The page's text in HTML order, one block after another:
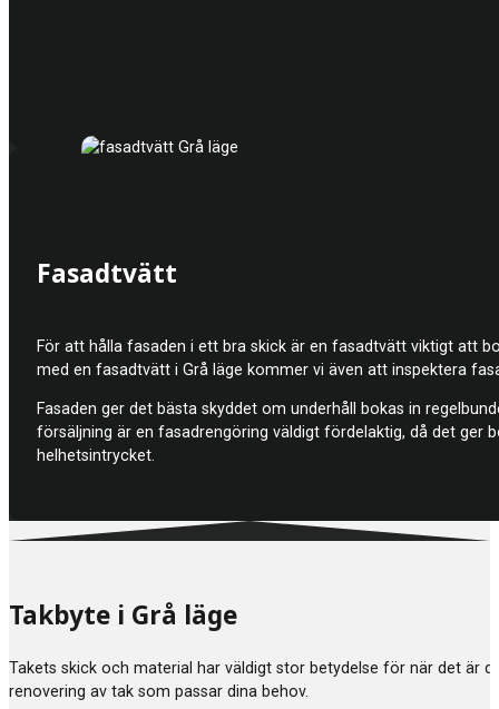
Fasadtvätt
För att hålla fasaden i ett bra skick är en fasadtvätt viktigt att
med en fasadtvätt i Grå läge kommer vi även att inspektera
Fasaden ger det bästa skyddet om underhåll bokas in
försäljning är en fasadrengöring väldigt fördelaktig, då det ger
helhetsintrycket.
Takbyte i Grå läge
Takets skick och material har väldigt stor betydelse för när det är
renovering av tak som passar dina behov.